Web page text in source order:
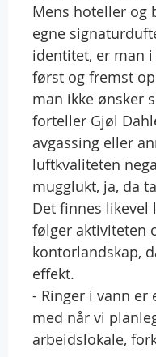
Mens hoteller og
egne
identitet, er man
først og fremst
man ikke ønsker
forteller Gjøl
avgassing eller
luftkvaliteten
mugglukt, ja, da
Det finnes
følger aktiviteten
kontorlandskap,
effekt.
- Ringer i vann er
med når vi
arbeidslokale,